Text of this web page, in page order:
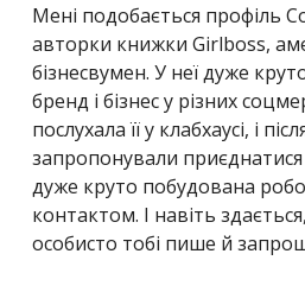
Мені подобається профіль
авторки книжки Girlboss,
бізнесвумен. У неї дуже
бренд і бізнес у різних
послухала її у клабхаусі, і
запропонували приєднатися
дуже круто побудована
контактом. І навіть
особисто тобі пише й